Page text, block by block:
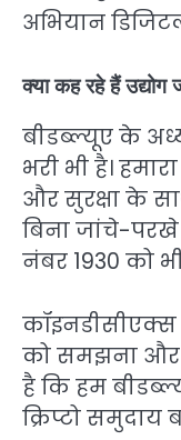
अभियान
क्या कह रहे हैं
बीडब्ल्यूए के
भरी भी है।
और सुरक्षा के
बिना जांचे-
नंबर 1930 को
कॉइनडीसीएक्स
को समझना और
है कि हम
क्रिप्टो समुदाय